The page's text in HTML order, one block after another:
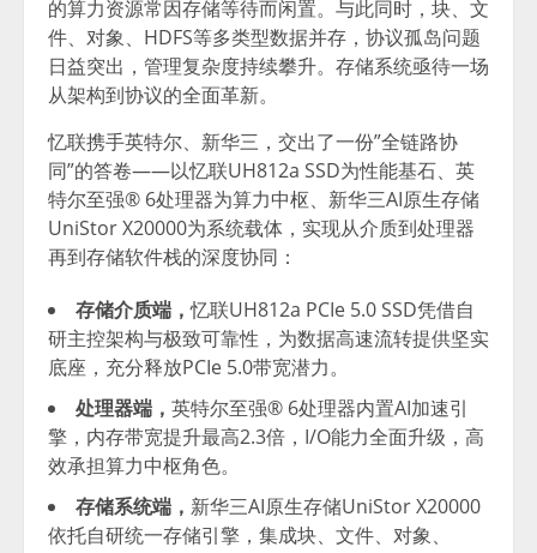
的算力资源常因存储等待而闲置。与此同时，块、文
件、对象、HDFS等多类型数据并存，协议孤岛问题
日益突出，管理复杂度持续攀升。存储系统亟待一场
从架构到协议的全面革新。
忆联携手英特尔、新华三，交出了一份”全链路协
同”的答卷——以忆联UH812a SSD为性能基石、英
特尔至强® 6处理器为算力中枢、新华三AI原生存储
UniStor X20000为系统载体，实现从介质到处理器
再到存储软件栈的深度协同：
存储介质端，忆联UH812a PCIe 5.0 SSD凭借自
研主控架构与极致可靠性，为数据高速流转提供坚实
底座，充分释放PCIe 5.0带宽潜力。
处理器端， 英特尔至强® 6处理器内置AI加速引
擎，内存带宽提升最高2.3倍，I/O能力全面升级，高
效承担算力中枢角色。
存储系统端， 新华三AI原生存储UniStor X20000
依托自研统一存储引擎，集成块、文件、对象、